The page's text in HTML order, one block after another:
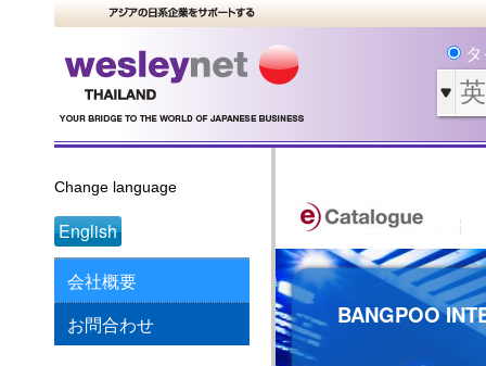
Change language
English
会社概要
お問合わせ
BANGPOO